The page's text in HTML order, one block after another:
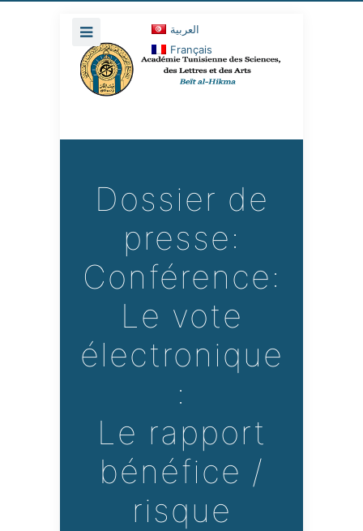
العربية
Français
Dossier de
presse:
Conférence:
Le vote
électronique
:
Le rapport
bénéfice /
risque